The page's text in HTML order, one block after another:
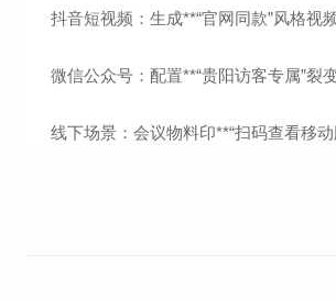
抖音短视频：生成**“官网同款”风格视
微信公众号：配置**“贵阳访客专属”裂
线下场景：会议物料印**“扫码查看移